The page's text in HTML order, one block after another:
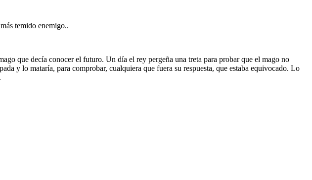
temido enemigo..
que decía conocer el futuro. Un día el rey pergeña una treta para probar que el mago no
y lo mataría, para comprobar, cualquiera que fuera su respuesta, que estaba equivocado. Lo